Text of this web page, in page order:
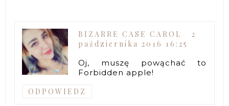
BIZARRE CASE CAROL
2
października 2016 16:25
Oj, muszę powąchać to
Forbidden apple!
ODPOWIEDZ